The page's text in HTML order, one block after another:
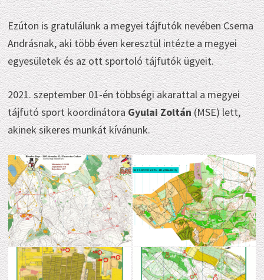
Ezúton is gratulálunk a megyei tájfutók nevében Cserna
Andrásnak, aki több éven keresztül intézte a megyei
egyesületek és az ott sportoló tájfutók ügyeit.
2021. szeptember 01-én többségi akarattal a megyei
tájfutó sport koordinátoraGyulai Zoltán(MSE) lett,
akinek sikeres munkát kívánunk.